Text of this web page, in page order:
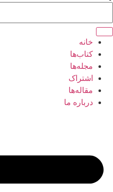
خانه
کتاب‌ها
مجله‌ها
اشتراک
مقاله‌ها
درباره ما